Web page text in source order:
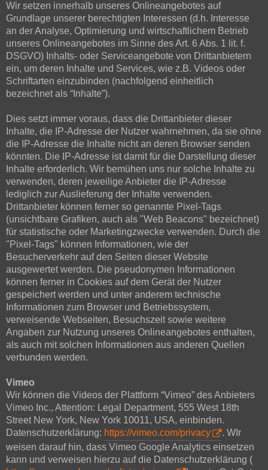
Wir setzen innerhalb unseres Onlineangebotes auf
Grundlage unserer berechtigten Interessen (d.h. Interesse
an der Analyse, Optimierung und wirtschaftlichem Betrieb
unseres Onlineangebotes im Sinne des Art. 6 Abs. 1 lit. f.
DSGVO) Inhalts- oder Serviceangebote von Drittanbietern
ein, um deren Inhalte und Services, wie z.B. Videos oder
Schriftarten einzubinden (nachfolgend einheitlich
bezeichnet als “Inhalte”).
Dies setzt immer voraus, dass die Drittanbieter dieser
Inhalte, die IP-Adresse der Nutzer wahrnehmen, da sie ohne
die IP-Adresse die Inhalte nicht an deren Browser senden
könnten. Die IP-Adresse ist damit für die Darstellung dieser
Inhalte erforderlich. Wir bemühen uns nur solche Inhalte zu
verwenden, deren jeweilige Anbieter die IP-Adresse
lediglich zur Auslieferung der Inhalte verwenden.
Drittanbieter können ferner so genannte Pixel-Tags
(unsichtbare Grafiken, auch als "Web Beacons" bezeichnet)
für statistische oder Marketingzwecke verwenden. Durch die
"Pixel-Tags" können Informationen, wie der
Besucherverkehr auf den Seiten dieser Website
ausgewertet werden. Die pseudonymen Informationen
können ferner in Cookies auf dem Gerät der Nutzer
gespeichert werden und unter anderem technische
Informationen zum Browser und Betriebssystem,
verweisende Webseiten, Besuchszeit sowie weitere
Angaben zur Nutzung unseres Onlineangebotes enthalten,
als auch mit solchen Informationen aus anderen Quellen
verbunden werden.
Vimeo
Wir können die Videos der Plattform “Vimeo” des Anbieters
Vimeo Inc., Attention: Legal Department, 555 West 18th
Street New York, New York 10011, USA, einbinden.
Datenschutzerklärung: https://vimeo.com/privacy
. WIr
weisen darauf hin, dass Vimeo Google Analytics einsetzen
kann und verweisen hierzu auf die Datenschutzerklärung (